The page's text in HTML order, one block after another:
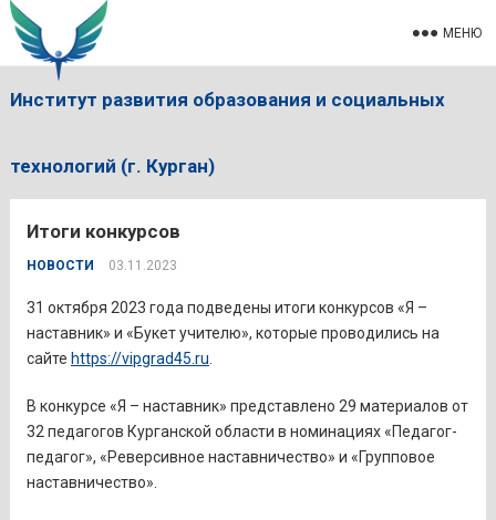
Институт развития образования и социальных
технологий (г. Курган)
МЕНЮ
Итоги конкурсов
НОВОСТИ 03.11.2023
31 октября 2023 года подведены итоги конкурсов «Я –
наставник» и «Букет учителю», которые проводились на
сайте https://vipgrad45.ru
В конкурсе «Я – наставник» представлено 29 материалов от
32 педагогов Курганской области в номинациях «Педагог-
педагог», «Реверсивное наставничество» и «Групповое
наставничество».